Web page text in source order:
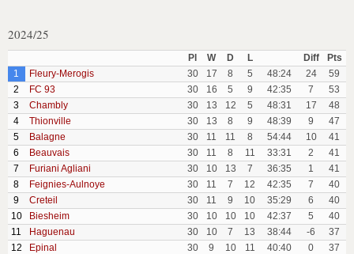
2024/25
Pl W D L Diff
Pts
1
Fleury-Merogis 30 17 8 5 48:24 24
59
2
FC 93 30 16 5 9 42:35 7
53
3
Chambly 30 13 12 5 48:31 17
48
4
Thionville 30 13 8 9 48:39 9
47
5
Balagne 30 11 11 8 54:44 10
41
6
Beauvais 30 11 8 11 33:31 2
41
7
Furiani Agliani 30 10 13 7 36:35 1
41
8
Feignies-Aulnoye 30 11 7 12 42:35 7
40
9
Creteil 30 11 9 10 35:29 6
40
10
Biesheim 30 10 10 10 42:37 5
40
11
Haguenau 30 10 7 13 38:44 -6
37
12
Epinal 30 9 10 11 40:40 0
37